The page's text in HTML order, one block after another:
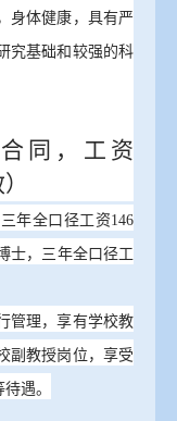
身体健康，具有严
究基础和较强的科
同，工资
年全口径工资146
士，三年全口径工
管理，享有学校教
副教授岗位，享受
遇。